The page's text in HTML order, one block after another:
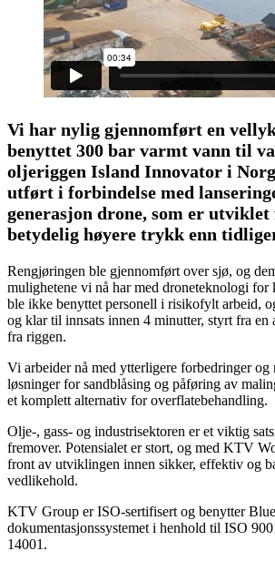
Vi har nylig gjennomført en
benyttet 300 bar varmt vann til
oljeriggen Island Innovator i
utført i forbindelse med
generasjon drone, som er
betydelig høyere trykk enn
Rengjøringen ble gjennomført over sjø, og
mulighetene vi nå har med droneteknologi for
ble ikke benyttet personell i risikofylt arbeid,
og klar til innsats innen 4 minutter, styrt fra en
fra riggen.
Vi arbeider nå med ytterligere forbedringer og
løsninger for sandblåsing og påføring av
et komplett alternativ for overflatebehandling.
Olje-, gass- og industrisektoren er et viktig
fremover. Potensialet er stort, og med KTV
front av utviklingen innen sikker, effektiv og
vedlikehold.
KTV Group er ISO-sertifisert og benytter
dokumentasjonssystemet i henhold til ISO
14001.